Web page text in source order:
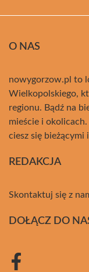
O NAS
nowygorzow.pl to
Wielkopolskiego,
regionu. Bądź na
mieście i
ciesz się
REDAKCJA
Skontaktuj się z
DOŁĄCZ DO